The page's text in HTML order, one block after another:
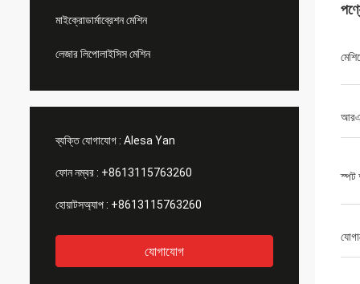
মাইক্রোডার্মাব্রেশন মেশিন
লেজার লিপোলাইসিস মেশিন
ব্যক্তি যোগাযোগ : Alesa Yan
ফোন নম্বর : +8613115763260
হোয়াটসঅ্যাপ : +8613115763260
যোগাযোগ
স্পট